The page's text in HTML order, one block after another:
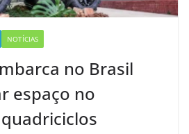
NOTÍCIAS
no Brasil
espaço no